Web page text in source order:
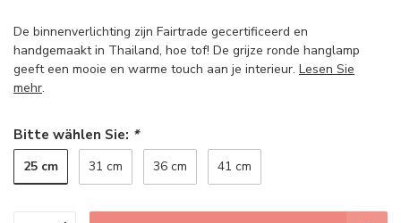
De binnenverlichting zijn Fairtrade gecertificeerd en
handgemaakt in Thailand, hoe tof! De grijze ronde hanglamp
geeft een mooie en warme touch aan je interieur. Lesen Sie
mehr.
Bitte wählen Sie: *
25 cm 31 cm 36 cm 41 cm